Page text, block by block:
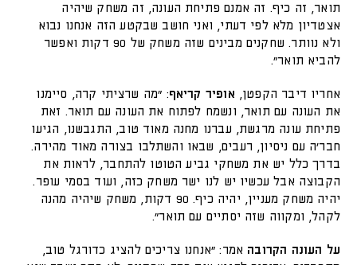
תואר, זה כיף. זה אמנם פתיחת העונה, זה משחק שיהיה
אצטדיון מלא לפי דעתי, ואני חושב שבקטע הזה אנחנו נבוא
ולא נוותר. שחקנים מבינים שזה משחק של 90 דקות ואפשר
להביא תואר".
אחריו דיבר הקפטן, אופיר קריאף: "מה שרציתי קרה, סיימנו
את העונה עם תואר, ונשמח לפתוח את העונה עם תואר. זאת
פתיחת עונה מרגשת, עברנו מחנה מאוד טוב, התגבשנו, הגיעו
חבר'ה עם ניסיון, רעבים, שבאו והשתלבו בצורה מאוד מהירה.
בדרך כלל יש את משחקי גביע הטוטו להתחבר, לראות את
הקבוצה אבל עכשיו יש לנו ישר משחק כזה, ועוד בסמי עופר.
יהיה משחק מעניין, יהיה כיף. 90 דקות, משחק שיהיה מהנה
לקהל, ומקווה שזה יסתיים עם תואר".
על העונה הקרובה אמר: "אנחנו צריכים להציג כדורגל טוב,